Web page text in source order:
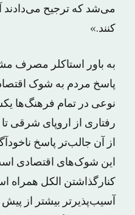
می‌شد که ترجیح می‌دادند
کنند.»
به باور استاکلر مصرف
پاسخ مردم به شوک
نوعی در تمام فرهنگ‌ها
رفتاری از اروپای شرقی
از آن جالب‌تر پاسخ
این شوک‌های اقتصادی
کنارگذاشتن الکل همراه
آسیب‌پذیرتر بیشتر از